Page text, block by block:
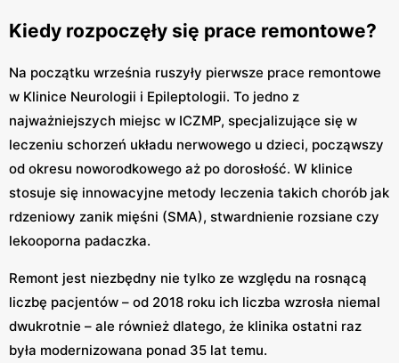
Kiedy rozpoczęły się prace remontowe?
Na początku września ruszyły pierwsze prace remontowe
w Klinice Neurologii i Epileptologii. To jedno z
najważniejszych miejsc w ICZMP, specjalizujące się w
leczeniu schorzeń układu nerwowego u dzieci, począwszy
od okresu noworodkowego aż po dorosłość. W klinice
stosuje się innowacyjne metody leczenia takich chorób jak
rdzeniowy zanik mięśni (SMA), stwardnienie rozsiane czy
lekooporna padaczka.
Remont jest niezbędny nie tylko ze względu na rosnącą
liczbę pacjentów – od 2018 roku ich liczba wzrosła niemal
dwukrotnie – ale również dlatego, że klinika ostatni raz
była modernizowana ponad 35 lat temu.